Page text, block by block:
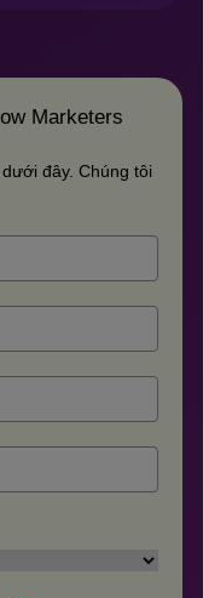
Marketers
đây. Chúng tôi